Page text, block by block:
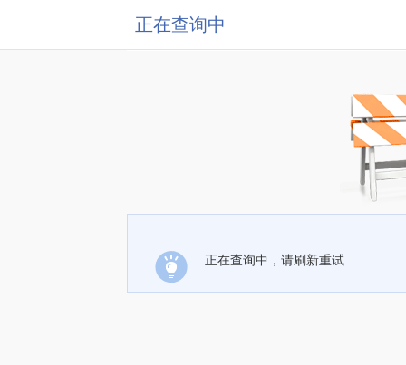
正在查询中
正在查询中，请刷新重试